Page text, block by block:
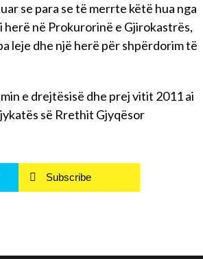
se para se të merrte këtë hua nga
në Prokurorinë e Gjirokastrës,
leje dhe një herë për shpërdorim të
e drejtësisë dhe prej vitit 2011 ai
së Rrethit Gjyqësor
Subscribe